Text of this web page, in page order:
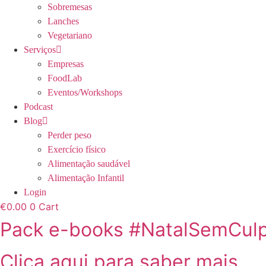
Sobremesas
Lanches
Vegetariano
Serviços
Empresas
FoodLab
Eventos/Workshops
Podcast
Blog
Perder peso
Exercício físico
Alimentação saudável
Alimentação Infantil
Login
€0.00 0 Cart
Pack e-books